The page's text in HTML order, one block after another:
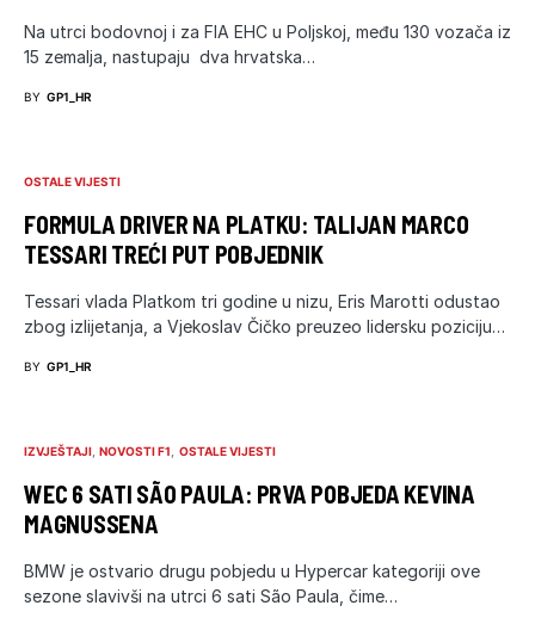
Na utrci bodovnoj i za FIA EHC u Poljskoj, među 130 vozača iz
15 zemalja, nastupaju dva hrvatska…
BY GP1_HR
OSTALE VIJESTI
FORMULA DRIVER NA PLATKU: TALIJAN MARCO
TESSARI TREĆI PUT POBJEDNIK
Tessari vlada Platkom tri godine u nizu, Eris Marotti odustao
zbog izlijetanja, a Vjekoslav Čičko preuzeo lidersku poziciju…
BY GP1_HR
IZVJEŠTAJI NOVOSTI F1 OSTALE VIJESTI
WEC 6 SATI SÃO PAULA: PRVA POBJEDA KEVINA
MAGNUSSENA
BMW je ostvario drugu pobjedu u Hypercar kategoriji ove
sezone slavivši na utrci 6 sati São Paula, čime…